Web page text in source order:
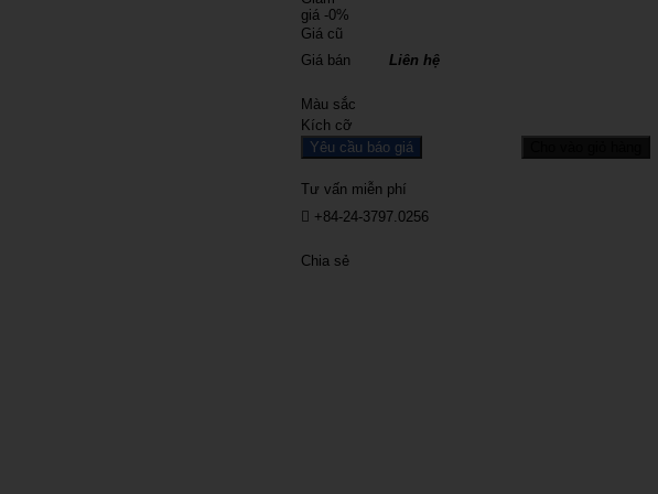
giá -0%
Giá cũ
Giá bán
Liên hệ
Màu sắc
Kích cỡ
Yêu cầu báo giá
Tư vấn miễn phí
+84-24-3797.0256
Chia sẻ